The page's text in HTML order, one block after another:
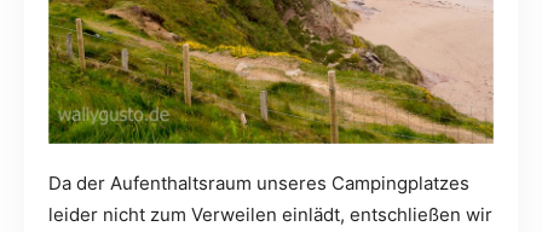
Da der Aufenthaltsraum unseres Campingplatzes
leider nicht zum Verweilen einlädt, entschließen wir